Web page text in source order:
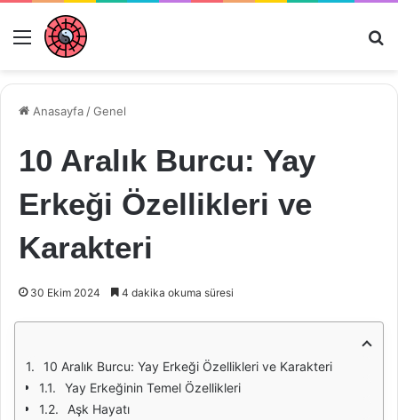
Menü
Anasayfa /Genel
10 Aralık Burcu: Yay
Erkeği Özellikleri ve
Karakteri
30 Ekim 2024 4 dakika okuma süresi
10 Aralık Burcu: Yay Erkeği Özellikleri ve Karakteri
Yay Erkeğinin Temel Özellikleri
Aşk Hayatı